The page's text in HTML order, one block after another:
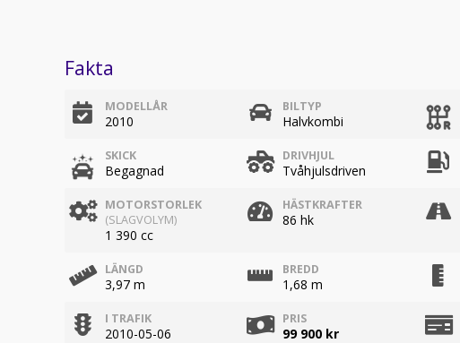
Fakta
MODELLÅR
2010
BILTYP
Halvkombi
SKICK
Begagnad
DRIVHJUL
Tvåhjulsdriven
MOTORSTORLEK
(SLAGVOLYM)
1 390 cc
HÄSTKRAFTER
86 hk
LÄNGD
3,97 m
BREDD
1,68 m
I TRAFIK
2010-05-06
PRIS
99 900 kr